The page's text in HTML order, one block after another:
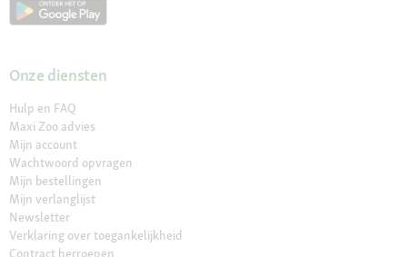
Onze diensten
Hulp en FAQ
Maxi Zoo advies
Mijn account
Wachtwoord opvragen
Mijn bestellingen
Mijn verlanglijst
Newsletter
Verklaring over toegankelijkheid
Contract herroepen